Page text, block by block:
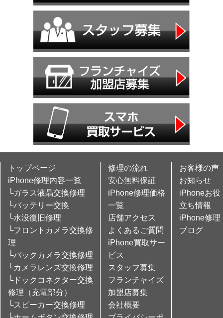
トップページ
iPhone修理内容一覧
└ガラス液晶交換修理
└バッテリー交換
└水没復旧修理
└フロントカメラ交換修
理
└バックカメラ交換修理
└カメラレンズ交換修理
└ドックコネクター交換
修理（充電部分）
└スピーカー交換修理
修理の流れ
安心無料保証
iPhone修理価格
一覧
店舗アクセス
よくあるご質問
iPhone買取サー
ビス
スタッフ募集
フランチャイズ
加盟店募集
会社概要
お客様の声
お知らせ
iPhoneお役
立ち情報
iPhone修理
ブログ